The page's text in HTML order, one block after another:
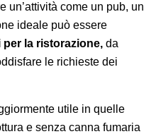
un’attività come un pub, un
ideale può essere
la ristorazione, da
le richieste dei
utile in quelle
e senza canna fumaria